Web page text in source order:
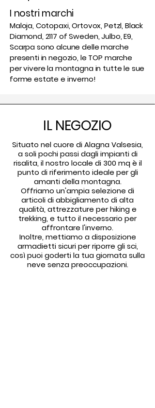
I nostri marchi
Maloja, Cotopaxi, Ortovox, Petzl, Black
Diamond, 2117 of Sweden, Julbo, E9,
Scarpa sono alcune delle marche
presenti in negozio, le TOP marche
per vivere la montagna in tutte le sue
forme estate e inverno!
IL NEGOZIO
Situato nel cuore di Alagna Valsesia,
a soli pochi passi dagli impianti di
risalita, il nostro locale di 300 mq è il
punto di riferimento ideale per gli
amanti della montagna.
Offriamo un'ampia selezione di
articoli di abbigliamento di alta
qualità, attrezzature per hiking e
trekking, e tutto il necessario per
affrontare l'inverno.
Inoltre, mettiamo a disposizione
armadietti sicuri per riporre gli sci,
così puoi goderti la tua giornata sulla
neve senza preoccupazioni.